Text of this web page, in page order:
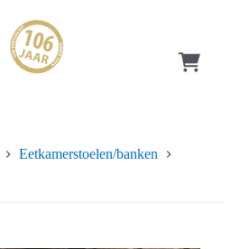
Eetkamerstoelen/banken